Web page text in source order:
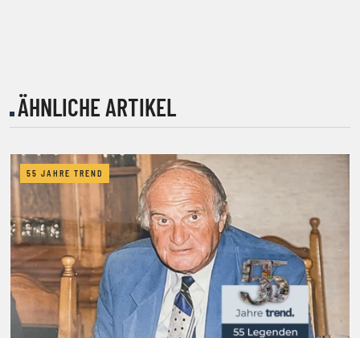
ÄHNLICHE ARTIKEL
55 JAHRE TREND